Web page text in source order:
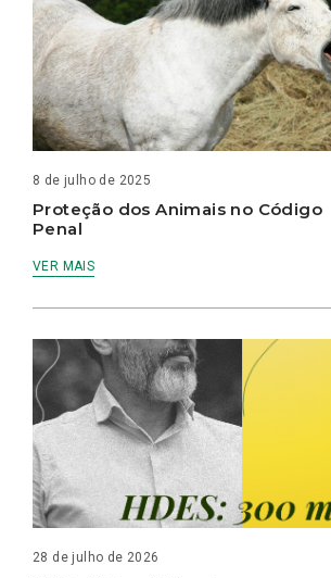
8 de julho de 2025
Proteção dos Animais no Código
Penal
VER MAIS
28 de julho de 2026